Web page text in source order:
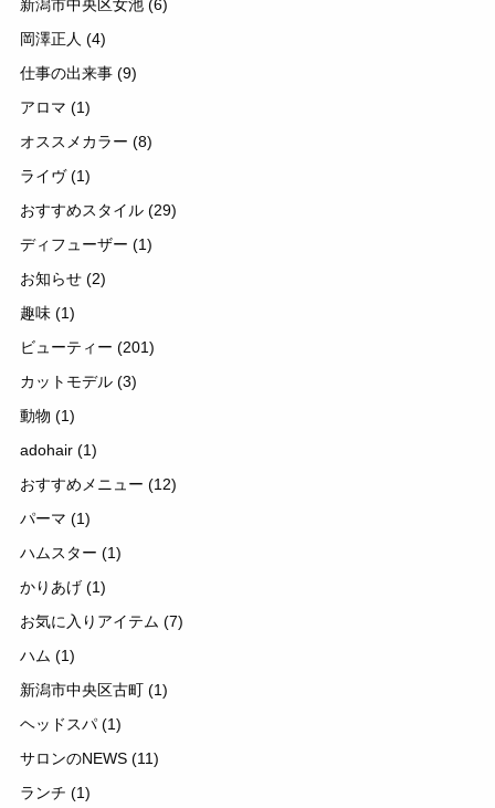
新潟市中央区女池 (6)
岡澤正人 (4)
仕事の出来事 (9)
アロマ (1)
オススメカラー (8)
ライヴ(1)
おすすめスタイル (29)
ディフューザー (1)
お知らせ (2)
趣味 (1)
ビューティー (201)
カットモデル (3)
動物 (1)
adohair (1)
おすすめメニュー (12)
パーマ (1)
ハムスター (1)
かりあげ (1)
お気に入りアイテム (7)
ハム (1)
新潟市中央区古町 (1)
ヘッドスパ (1)
サロンのNEWS (11)
ランチ (1)